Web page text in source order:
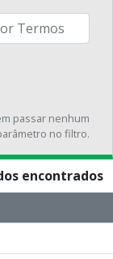
passar nenhum
no filtro.
encontrados